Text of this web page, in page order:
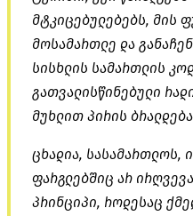
მტკიცებულებებს, მის
მოსამართლე და
სისხლის სამართლის
გათვალისწინებული
მუხლით პირის
ცხადია, სასამართლოს,
ფარგლებშიც არ
პრინციპი, როდესაც